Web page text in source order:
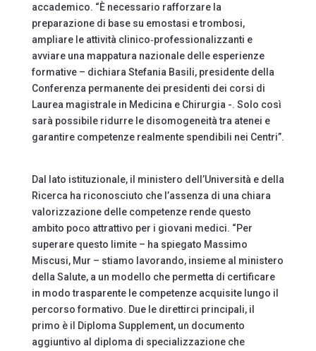
accademico. “È necessario rafforzare la
preparazione di base su emostasi e trombosi,
ampliare le attività clinico‑professionalizzanti e
avviare una mappatura nazionale delle esperienze
formative – dichiara Stefania Basili, presidente della
Conferenza permanente dei presidenti dei corsi di
Laurea magistrale in Medicina e Chirurgia -. Solo così
sarà possibile ridurre le disomogeneità tra atenei e
garantire competenze realmente spendibili nei Centri”.
Dal lato istituzionale, il ministero dell’Università e della
Ricerca ha riconosciuto che l’assenza di una chiara
valorizzazione delle competenze rende questo
ambito poco attrattivo per i giovani medici. “Per
superare questo limite – ha spiegato Massimo
Miscusi, Mur – stiamo lavorando, insieme al ministero
della Salute, a un modello che permetta di certificare
in modo trasparente le competenze acquisite lungo il
percorso formativo. Due le direttirci principali, il
primo è il Diploma Supplement, un documento
aggiuntivo al diploma di specializzazione che